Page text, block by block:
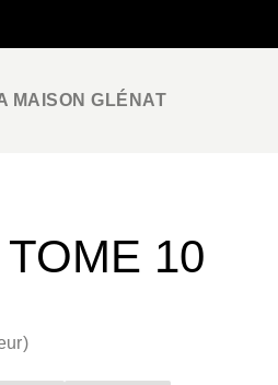
MAISON GLÉNAT
10
)